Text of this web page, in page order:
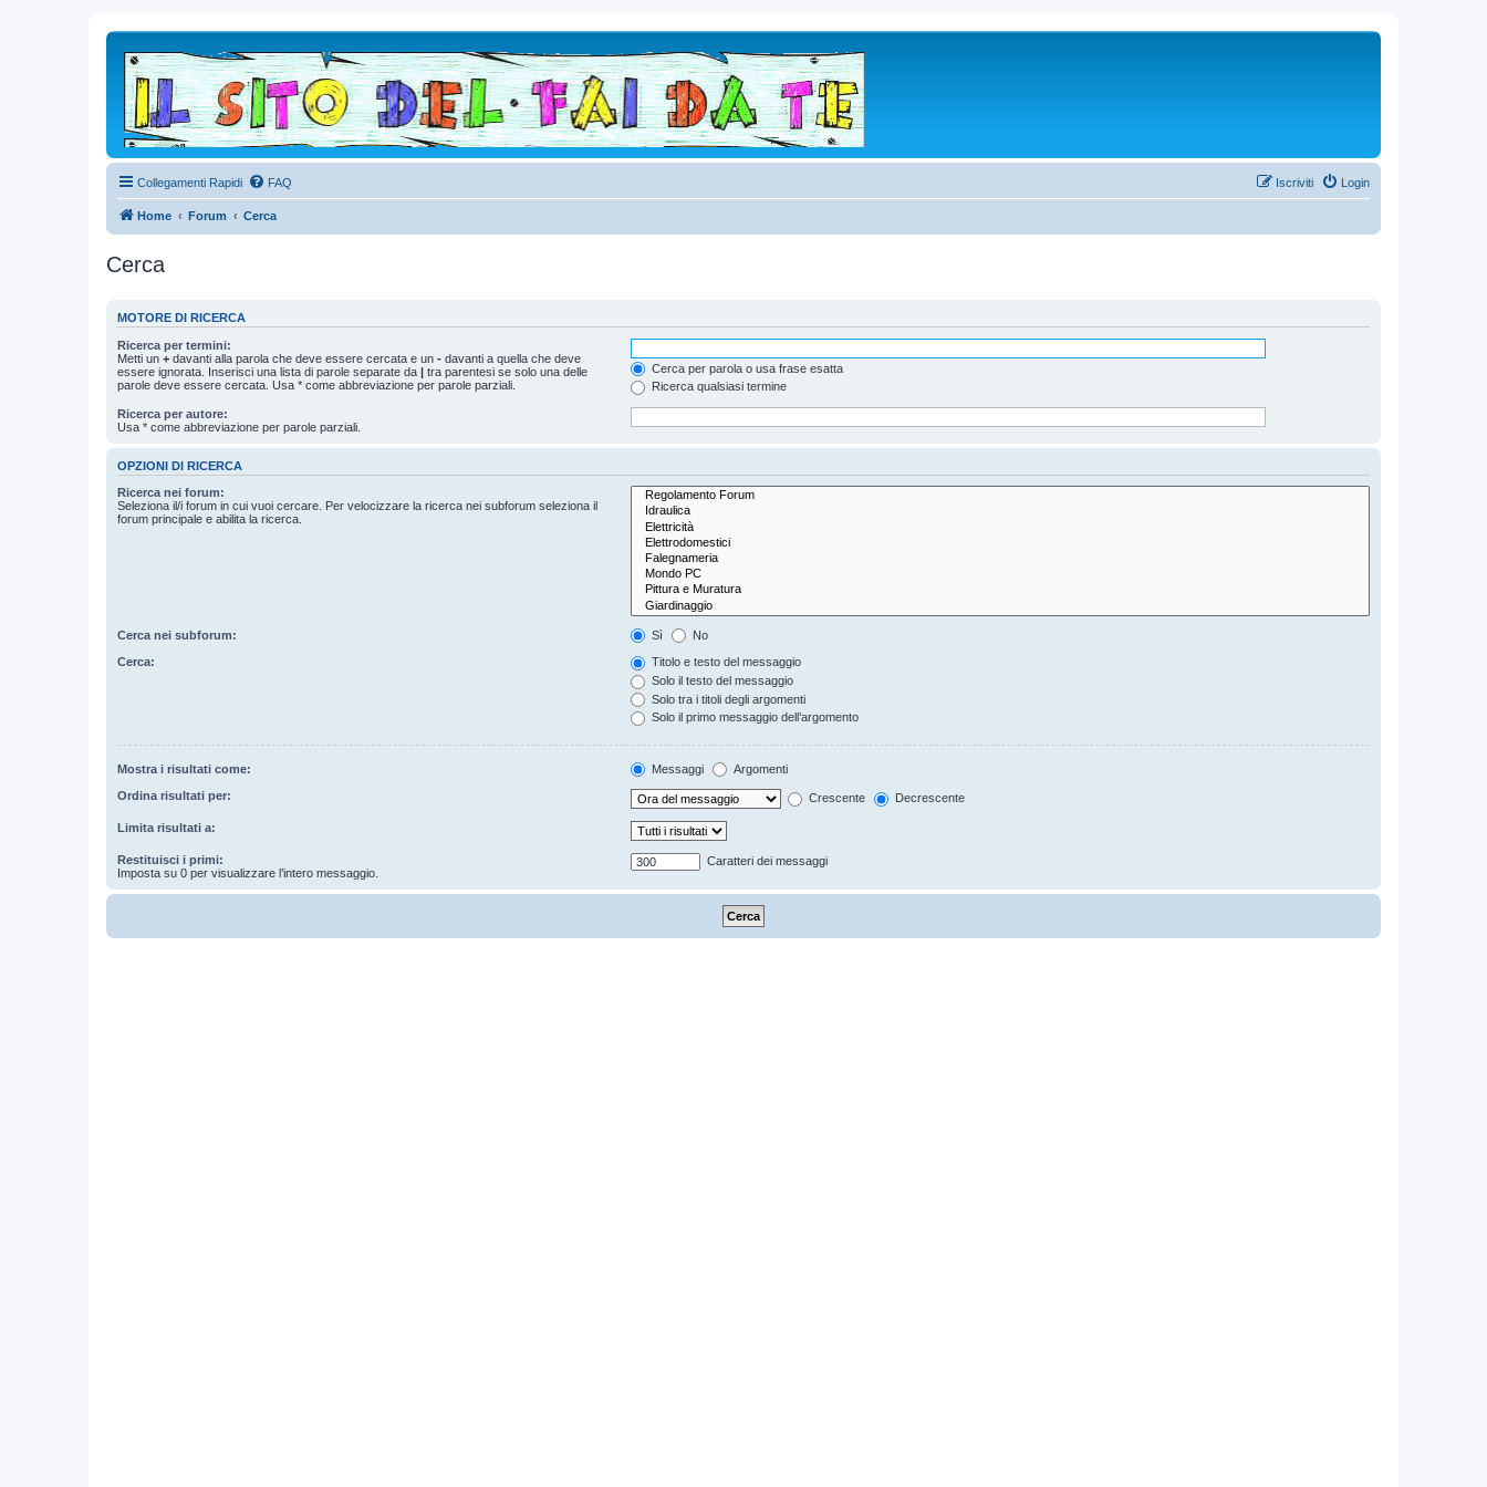
Collegamenti Rapidi FAQ Login
Iscriviti
Home Forum Cerca
Cerca
MOTORE DI RICERCA
Ricerca per termini:
Metti un + davanti alla parola che deve essere cercata e un - davanti a quella che deve
essere ignorata. Inserisci una lista di parole separate da | tra parentesi se solo una delle
parole deve essere cercata. Usa * come abbreviazione per parole parziali.
Cerca per parola o usa frase esatta
Ricerca qualsiasi termine
Ricerca per autore:
Usa * come abbreviazione per parole parziali.
OPZIONI DI RICERCA
Ricerca nei forum:
Seleziona il/i forum in cui vuoi cercare. Per velocizzare la ricerca nei subforum seleziona il
forum principale e abilita la ricerca.
Cerca nei subforum: Sì No
Cerca:
Titolo e testo del messaggio
Solo il testo del messaggio
Solo tra i titoli degli argomenti
Solo il primo messaggio dell’argomento
Mostra i risultati come: Messaggi Argomenti
Ordina risultati per: Crescente Decrescente
Limita risultati a:
Restituisci i primi:
Imposta su 0 per visualizzare l’intero messaggio.
Caratteri dei messaggi